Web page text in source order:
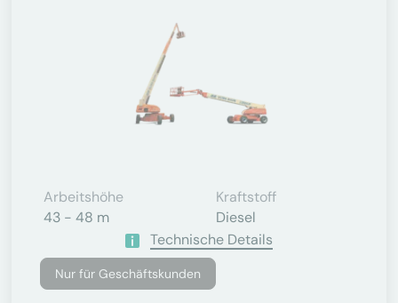
Arbeitshöhe
43 - 48 m
Kraftstoff
Diesel
Technische Details
Nur für Geschäftskunden